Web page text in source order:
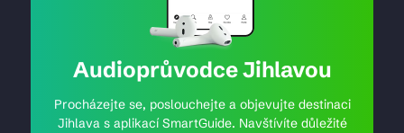
Audioprůvodce Jihlavou
Procházejte se, poslouchejte a objevujte destinaci
Jihlava s aplikací SmartGuide. Navštívíte důležité